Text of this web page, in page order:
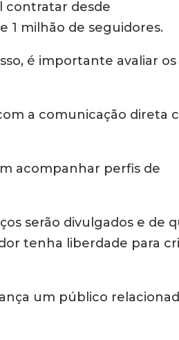
contratar desde
1 milhão de seguidores.
é importante avaliar
a comunicação direta
acompanhar perfis de
serão divulgados e de
tenha liberdade para
um público